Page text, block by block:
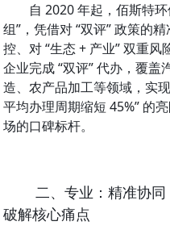
自 2020 年起，佰斯特
组”，凭借对 “双评” 政策的
控、对 “生态 + 产业” 双重
企业完成 “双评” 代办，覆
造、农产品加工等领域，实
平均办理周期缩短 45%” 的
场的口碑标杆。
二、专业：精准协同
破解核心痛点